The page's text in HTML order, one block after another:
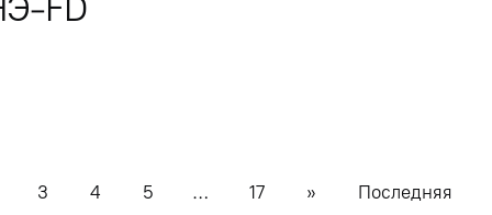
3 4 5 … 17 » Последняя